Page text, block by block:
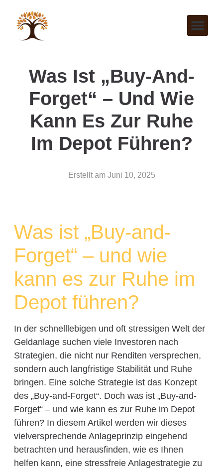
Was Ist „Buy-And-
Forget“ – Und Wie
Kann Es Zur Ruhe
Im Depot Führen?
Erstellt am Juni 10, 2025
Was ist „Buy-and-
Forget“ – und wie
kann es zur Ruhe im
Depot führen?
In der schnelllebigen und oft stressigen Welt der
Geldanlage suchen viele Investoren nach
Strategien, die nicht nur Renditen versprechen,
sondern auch langfristige Stabilität und Ruhe
bringen. Eine solche Strategie ist das Konzept
des „Buy-and-Forget“. Doch was ist „Buy-and-
Forget“ – und wie kann es zur Ruhe im Depot
führen? In diesem Artikel werden wir dieses
vielversprechende Anlageprinzip eingehend
betrachten und herausfinden, wie es Ihnen
helfen kann, eine stressfreie Anlagestrategie zu